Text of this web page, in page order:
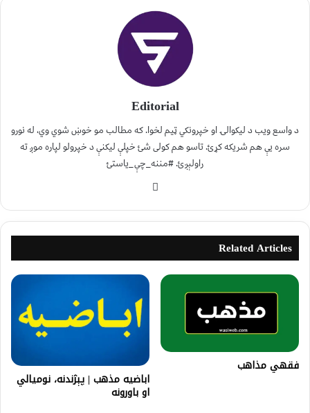
Editorial
د واسع ویب د لیکوالۍ او خپرونکي ټیم لخوا. که مطالب مو خوښ شوي وي، له نورو
سره یې هم شریکه کړئ. تاسو هم کولی شئ خپلې لیکنې د خپرولو لپاره موږ ته
راولېږئ. #مننه_چې_یاستئ
Related Articles
فقهي مذاهب
اباضیه مذهب | پېژندنه، نومیالي
او باورونه